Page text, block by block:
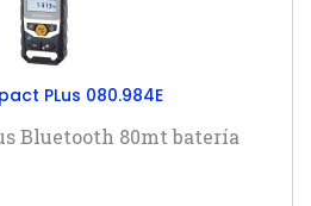
PLus 080.984E
Bluetooth 80mt batería